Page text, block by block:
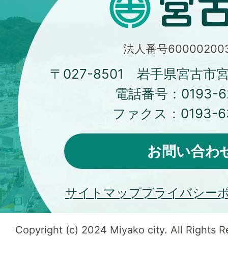
法人番号
〒027-8501 岩手県宮古市
電話番号： 0193-
ファクス： 0193-
お問い合わ
サイトマッププライバシー
Copyright (c) 2024 Miyako city. All Rights